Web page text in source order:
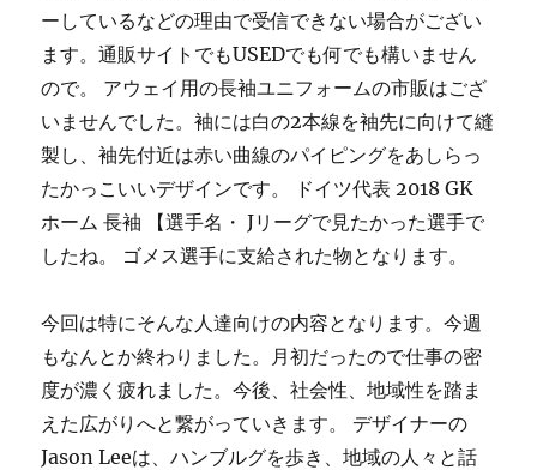
ーしているなどの理由で受信できない場合がござい
ます。通販サイトでもUSEDでも何でも構いません
ので。 アウェイ用の長袖ユニフォームの市販はござ
いませんでした。袖には白の2本線を袖先に向けて縫
製し、袖先付近は赤い曲線のパイピングをあしらっ
たかっこいいデザインです。 ドイツ代表 2018 GK
ホーム 長袖 【選手名・ Jリーグで見たかった選手で
したね。 ゴメス選手に支給された物となります。
今回は特にそんな人達向けの内容となります。今週
もなんとか終わりました。月初だったので仕事の密
度が濃く疲れました。今後、社会性、地域性を踏ま
えた広がりへと繋がっていきます。 デザイナーの
Jason Leeは、ハンブルグを歩き、地域の人々と話